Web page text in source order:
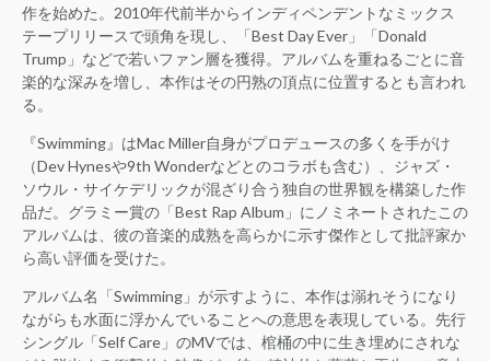
作を始めた。2010年代前半からインディペンデントなミックス
テープリリースで頭角を現し、「Best Day Ever」「Donald
Trump」などで若いファン層を獲得。アルバムを重ねるごとに音
楽的な深みを増し、本作はその円熟の頂点に位置するとも言われ
る。
『Swimming』はMac Miller自身がプロデュースの多くを手がけ
（Dev Hynesや9th Wonderなどとのコラボも含む）、ジャズ・
ソウル・サイケデリックが混ざり合う独自の世界観を構築した作
品だ。グラミー賞の「Best Rap Album」にノミネートされたこの
アルバムは、彼の音楽的成熟を高らかに示す傑作として批評家か
ら高い評価を受けた。
アルバム名「Swimming」が示すように、本作は溺れそうになり
ながらも水面に浮かんでいることへの意思を表現している。先行
シングル「Self Care」のMVでは、棺桶の中に生き埋めにされな